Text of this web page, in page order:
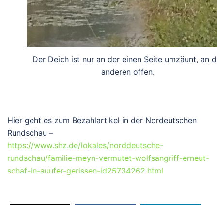
Der Deich ist nur an der einen Seite umzäunt, an
anderen offen.
Hier geht es zum Bezahlartikel in der Nordeutschen
Rundschau –
https://www.shz.de/lokales/norddeutsche-
rundschau/familie-meyn-vermutet-wolfsangriff-erneut-
schaf-in-auufer-gerissen-id25734262.html